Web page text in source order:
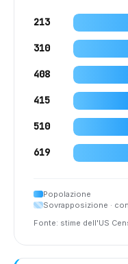
213
310
408
415
510
619
Popolazione
Sovrapposizione ·
Fonte: stime dell'US